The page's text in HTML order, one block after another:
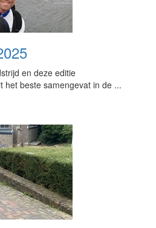
en deze editie
het beste samengevat in de ...